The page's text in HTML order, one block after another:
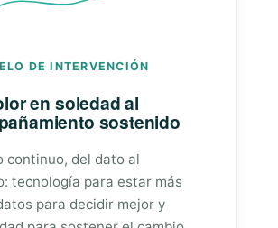
DE INTERVENCIÓN
en soledad al
sostenido
continuo, del dato al
tecnología para estar más
para decidir mejor y